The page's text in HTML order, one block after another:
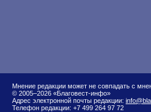
Мнение редакции может не совпадать с
© 2005–2026 «Благовест-инфо»
Адрес электронной почты редакции:
Телефон редакции: +7 499 264 97 72